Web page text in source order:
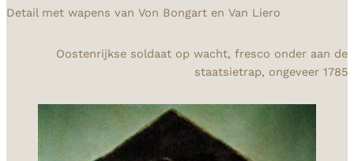
Detail met wapens van Von Bongart en Van Liero
Oostenrijkse soldaat op wacht, fresco onder aan de
staatsietrap, ongeveer 1785